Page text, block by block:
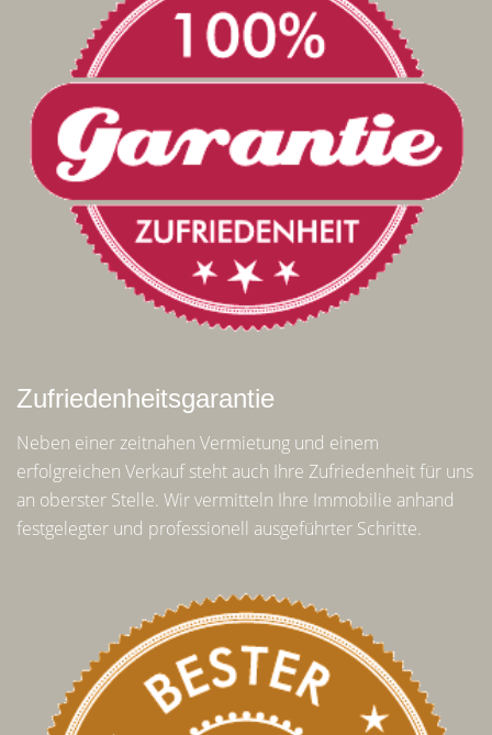
Zufriedenheitsgarantie
Neben einer zeitnahen Vermietung und einem
erfolgreichen Verkauf steht auch Ihre Zufriedenheit für uns
an oberster Stelle. Wir vermitteln Ihre Immobilie anhand
festgelegter und professionell ausgeführter Schritte.